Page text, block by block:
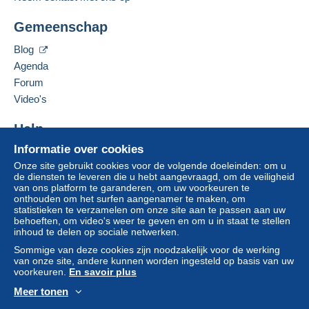
credit/debitcardof overboeking naar uw saldo,
Een onbetaalde aankoop kan gevolgen hebben
voor de rekening van de koper.
Als de verkoopvoorwaarden van de verkoper
clausules bevatten met betrekking tot de betaling,
moeten deze als nietig worden beschouwd. De
Delcampe, zoals gedefinieerd in de
toepassing zijn.
Aankopen moeten worden betaald binnen14
dagenna ontvangst van de eindafrekening van de
verkoper.
Garantie:
van de verkoper (alleen als de wijze van
retourzending dezelfde is als de wijze voor de
Om de termijnen voor terugzending en
7 RTE DE NOVEL
FR-74500
Deze verkoper toevoegen aan mijn favorieten
Informatie over cookies
Onze site gebruikt cookies voor de volgende doeleinden: om u
de diensten te leveren die u hebt aangevraagd, om de veiligheid
van ons platform te garanderen, om uw voorkeuren te
onthouden om het surfen aangenamer te maken, om
statistieken te verzamelen om onze site aan te passen aan uw
behoeften, om video's weer te geven en om u in staat te stellen
inhoud te delen op sociale netwerken.
Sommige van deze cookies zijn noodzakelijk voor de werking
van onze site, andere kunnen worden ingesteld op basis van uw
voorkeuren. En savoir plus
Meer tonen
Gemeenschap
Blog
Agenda
Forum
Video's
Help
Hulpcentrum
Kopen op Delcampe
Verkopen op Delcampe
Een beveiligde website